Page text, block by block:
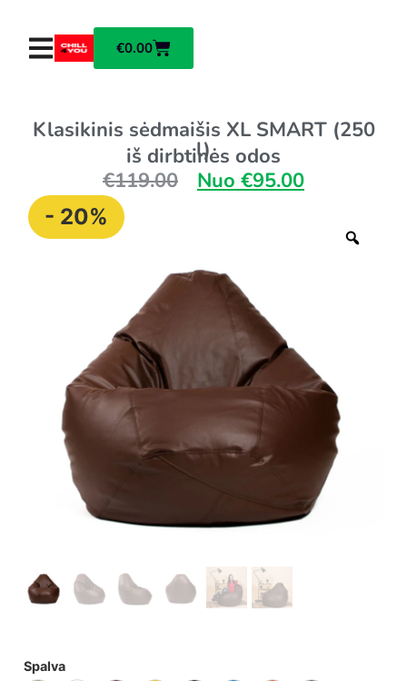
€0.00
Klasikinis sėdmaišis XL SMART (250
l)
iš dirbtinės odos
€119.00 Nuo €95.00
- 20%
Spalva